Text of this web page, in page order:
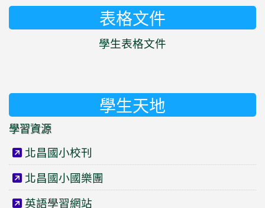
表格文件
學生表格文件
學生天地
學習資源
北昌國小校刊
北昌國小國樂團
英語學習網站